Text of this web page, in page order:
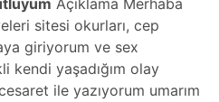
Açıklama Merhaba
sitesi okurları, cep
giriyorum ve sex
kendi yaşadığım olay
ile yazıyorum umarım